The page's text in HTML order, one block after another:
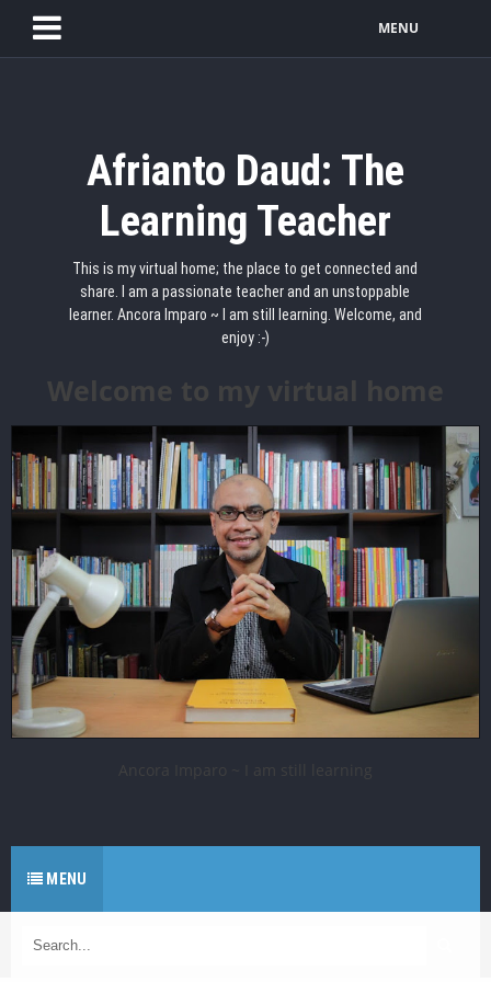
MENU
Afrianto Daud: The
Learning Teacher
This is my virtual home; the place to get connected and
share. I am a passionate teacher and an unstoppable
learner. Ancora Imparo ~ I am still learning. Welcome, and
enjoy :-)
Welcome to my virtual home
Ancora Imparo ~ I am still learning
MENU